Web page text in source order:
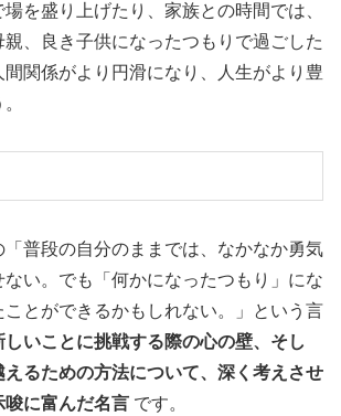
を盛り上げたり、家族との時間では、
親、良き子供になったつもりで過ごした
間関係がより円滑になり、人生がより豊
「普段の自分のままでは、なかなか勇気
ない。でも「何かになったつもり」にな
ことができるかもしれない。」という言
しいことに挑戦する際の心の壁、そし
るための方法について、深く考えさせ
唆に富んだ名言 です。